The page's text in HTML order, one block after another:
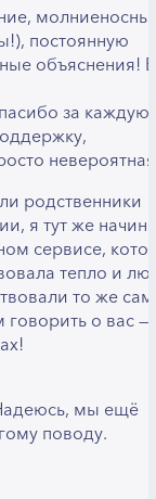
постоянную
объяснения!
за каждую
родственники
я тут же
сервисе,
тепло и
то же
о вас —
мы ещё
поводу.